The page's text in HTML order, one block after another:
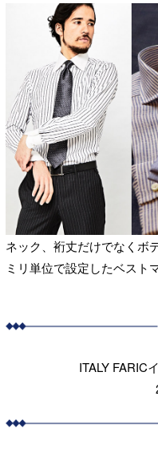
ネック、裄丈だけでなくボ
ミリ単位で設定したベスト
ITALY FARIC